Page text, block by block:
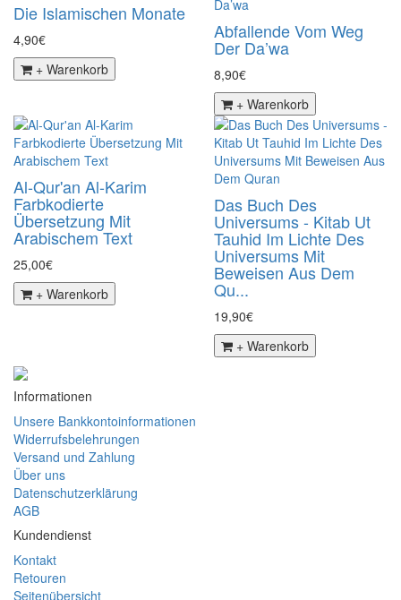
Die Islamischen Monate
4,90€
+ Warenkorb
Abfallende Vom Weg
Der Da’wa
8,90€
+ Warenkorb
Al-Qur'an Al-Karim
Farbkodierte
Übersetzung Mit
Arabischem Text
25,00€
+ Warenkorb
Das Buch Des
Universums - Kitab Ut
Tauhid Im Lichte Des
Universums Mit
Beweisen Aus Dem
Qu...
19,90€
+ Warenkorb
Informationen
Unsere Bankkontoinformationen
Widerrufsbelehrungen
Versand und Zahlung
Über uns
Datenschutzerklärung
AGB
Kundendienst
Kontakt
Retouren
Seitenübersicht